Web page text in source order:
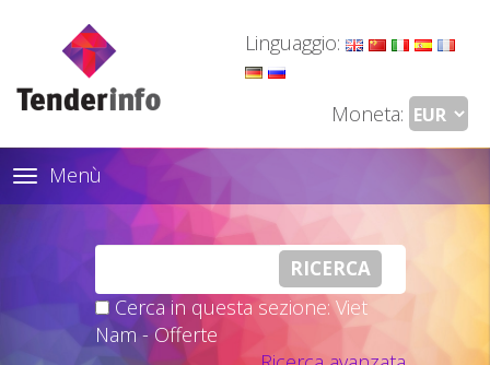
Linguaggio:
Moneta:
Toggle
navigation
Menù
Cerca in questa sezione: Viet
Nam - Offerte